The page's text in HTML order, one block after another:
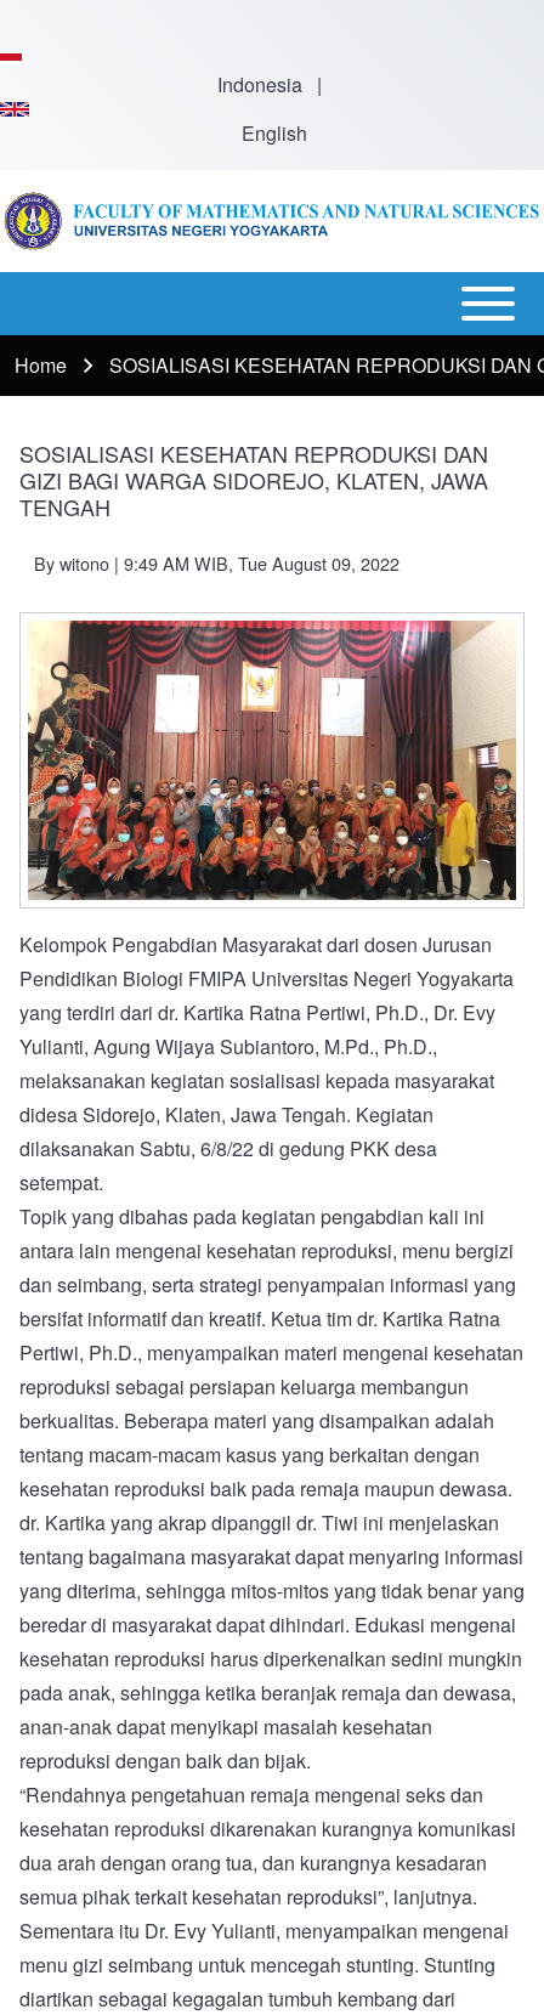
Indonesia |
English
Menu
Open or
Close
horizontal
Menu
Breadcrumb
Home SOSIALISASI KESEHATAN REPRODUKSI DAN
SOSIALISASI KESEHATAN REPRODUKSI DAN
GIZI BAGI WARGA SIDOREJO, KLATEN, JAWA
TENGAH
Bywitono | 9:49 AM WIB, Tue August 09, 2022
Kelompok Pengabdian Masyarakat dari dosen Jurusan
Pendidikan Biologi FMIPA Universitas Negeri Yogyakarta
yang terdiri dari dr. Kartika Ratna Pertiwi, Ph.D., Dr. Evy
Yulianti, Agung Wijaya Subiantoro, M.Pd., Ph.D.,
melaksanakan kegiatan sosialisasi kepada masyarakat
didesa Sidorejo, Klaten, Jawa Tengah. Kegiatan
dilaksanakan Sabtu, 6/8/22 di gedung PKK desa
setempat.
Topik yang dibahas pada kegiatan pengabdian kali ini
antara lain mengenai kesehatan reproduksi, menu bergizi
dan seimbang, serta strategi penyampaian informasi yang
bersifat informatif dan kreatif. Ketua tim dr. Kartika Ratna
Pertiwi, Ph.D., menyampaikan materi mengenai kesehatan
reproduksi sebagai persiapan keluarga membangun
berkualitas. Beberapa materi yang disampaikan adalah
tentang macam-macam kasus yang berkaitan dengan
kesehatan reproduksi baik pada remaja maupun dewasa.
dr. Kartika yang akrap dipanggil dr. Tiwi ini menjelaskan
tentang bagaimana masyarakat dapat menyaring informasi
yang diterima, sehingga mitos-mitos yang tidak benar yang
beredar di masyarakat dapat dihindari. Edukasi mengenai
kesehatan reproduksi harus diperkenalkan sedini mungkin
pada anak, sehingga ketika beranjak remaja dan dewasa,
anan-anak dapat menyikapi masalah kesehatan
reproduksi dengan baik dan bijak.
“Rendahnya pengetahuan remaja mengenai seks dan
kesehatan reproduksi dikarenakan kurangnya komunikasi
dua arah dengan orang tua, dan kurangnya kesadaran
semua pihak terkait kesehatan reproduksi”, lanjutnya.
Sementara itu Dr. Evy Yulianti, menyampaikan mengenai
menu gizi seimbang untuk mencegah stunting. Stunting
diartikan sebagai kegagalan tumbuh kembang dari